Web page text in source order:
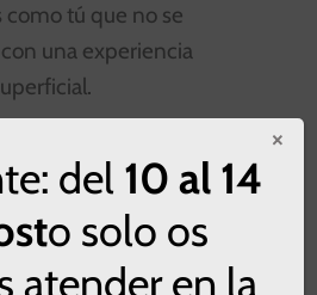
como tú que no se
una experiencia
del 10 al 14
o solo os
atender en la
×